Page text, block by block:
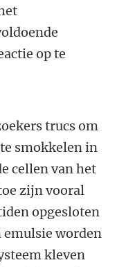
op te
trucs om
smokkelen in
cellen van het
zijn vooral
opgesloten
worden
kleven